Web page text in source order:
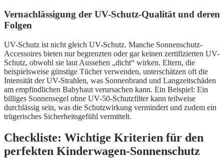
Vernachlässigung der UV-Schutz-Qualität und deren
Folgen
UV-Schutz ist nicht gleich UV-Schutz. Manche Sonnenschutz-
Accessoires bieten nur begrenzten oder gar keinen zertifizierten UV-
Schutz, obwohl sie laut Aussehen „dicht“ wirken. Eltern, die
beispielsweise günstige Tücher verwenden, unterschätzen oft die
Intensität der UV-Strahlen, was Sonnenbrand und Langzeitschäden
am empfindlichen Babyhaut verursachen kann. Ein Beispiel: Ein
billiges Sonnensegel ohne UV-50-Schutzfilter kann teilweise
durchlässig sein, was die Schutzwirkung vermindert und zudem ein
trügerisches Sicherheitsgefühl vermittelt.
Checkliste: Wichtige Kriterien für den
perfekten Kinderwagen-Sonnenschutz